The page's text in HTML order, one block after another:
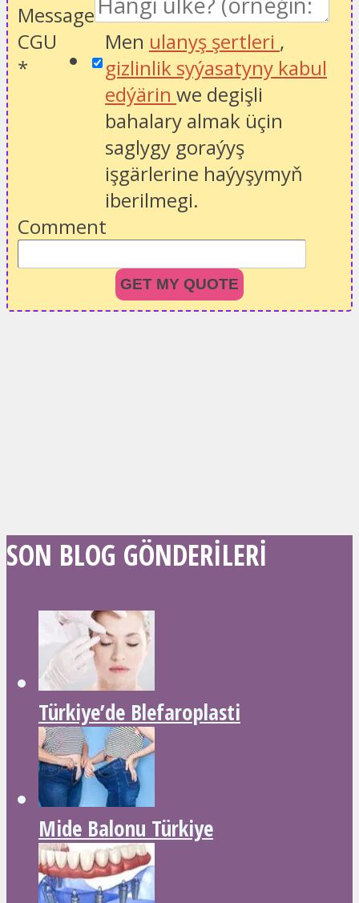
Message
CGU
*
Men ulanyş şertleri ,
gizlinlik syýasatyny kabul
edýärin we degişli
bahalary almak üçin
saglygy goraýyş
işgärlerine haýyşymyň
iberilmegi.
Comment
GET MY QUOTE
SON BLOG GÖNDERILERI
Türkiye’de Blefaroplasti
Mide Balonu Türkiye